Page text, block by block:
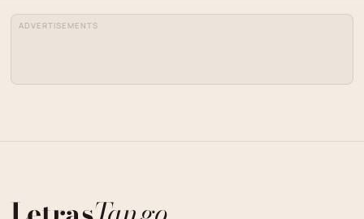
ADVERTISEMENTS